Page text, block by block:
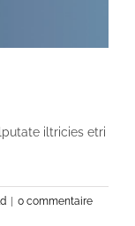
iltricies etri
| 0 commentaire